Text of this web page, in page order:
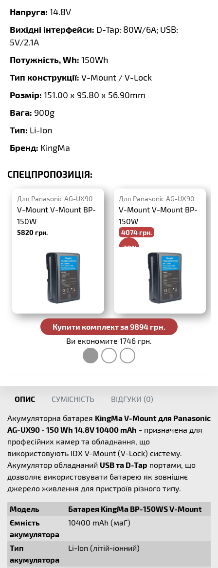
Напруга: 14.8V
Вихідні інтерфейси: D-Tap: 80W/6A; USB:
5V/2.1A
Потужність, Wh: 150Wh
Тип конструкції: V-Mount / V-Lock
Розмір: 151.00 x 95.80 x 56.90mm
Вага: 900g
Тип: Li-Ion
Бренд: KingMa
СПЕЦПРОПОЗИЦІЯ:
Для Panasonic AG-UX90
V-Mount V-Mount BP-
150W
5820 грн.
Для Panasonic AG-UX90
V-Mount V-Mount BP-
150W
4074 грн.
-30%
5820 грн.
Купити комплект за 9894 грн.
Ви економите 1746 грн.
ОПИС СУМІСНІСТЬ ВІДГУКИ (0)
Акумуляторна батарея KingMa V-Mount для Panasonic
AG-UX90 - 150 Wh 14.8V 10400 mAh - призначена для
професійних камер та обладнання, що
використовують IDX V-Mount (V-Lock) систему.
Акумулятор обладнаний USB та D-Tap портами, що
дозволяє використовувати батарею як зовнішнє
джерело живлення для пристроїв різного типу.
Модель
Батарея KingMa BP-150WS V-Mount
Ємність
акумулятора
10400 mAh (маГ)
Тип
акумулятора
Li-Ion (літій-iонний)